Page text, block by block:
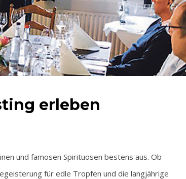
erleben
und famosen Spirituosen bestens aus. Ob
für edle Tropfen und die langjährige